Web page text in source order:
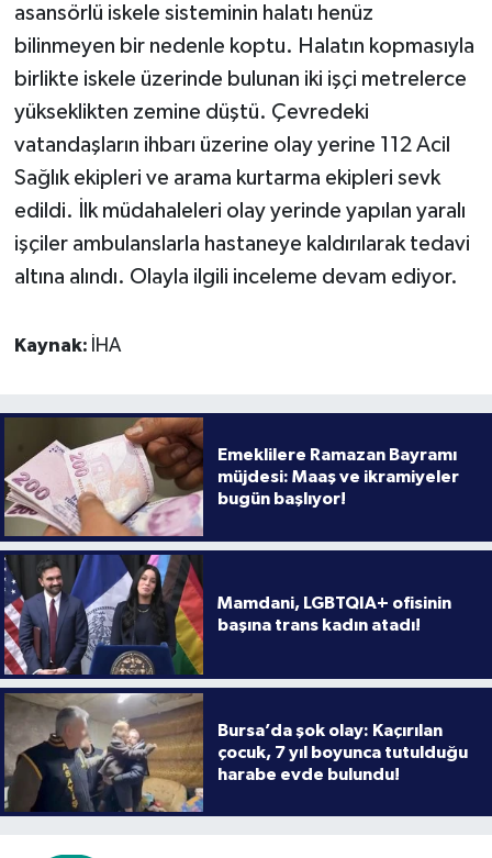
asansörlü iskele sisteminin halatı henüz
bilinmeyen bir nedenle koptu. Halatın kopmasıyla
birlikte iskele üzerinde bulunan iki işçi metrelerce
yükseklikten zemine düştü. Çevredeki
vatandaşların ihbarı üzerine olay yerine 112 Acil
Sağlık ekipleri ve arama kurtarma ekipleri sevk
edildi. İlk müdahaleleri olay yerinde yapılan yaralı
işçiler ambulanslarla hastaneye kaldırılarak tedavi
altına alındı. Olayla ilgili inceleme devam ediyor.
Kaynak: İHA
Emeklilere Ramazan Bayramı
müjdesi: Maaş ve ikramiyeler
bugün başlıyor!
Mamdani, LGBTQIA+ ofisinin
başına trans kadın atadı!
Bursa’da şok olay: Kaçırılan
çocuk, 7 yıl boyunca tutulduğu
harabe evde bulundu!